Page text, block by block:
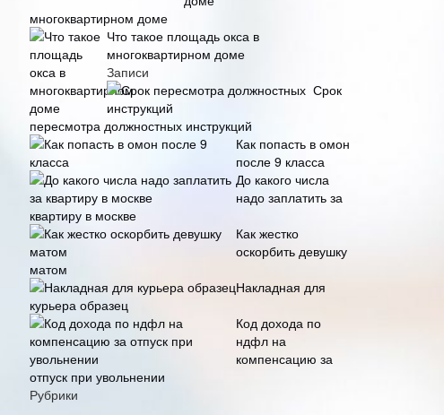
многоквартирном доме
Что такое площадь окса в
многоквартирном доме
Записи
Срок
пересмотра должностных инструкций
Как попасть в омон
после 9 класса
До какого числа
надо заплатить за
квартиру в москве
Как жестко
оскорбить девушку
матом
Накладная для
курьера образец
Код дохода по
ндфл на
компенсацию за
отпуск при увольнении
Рубрики